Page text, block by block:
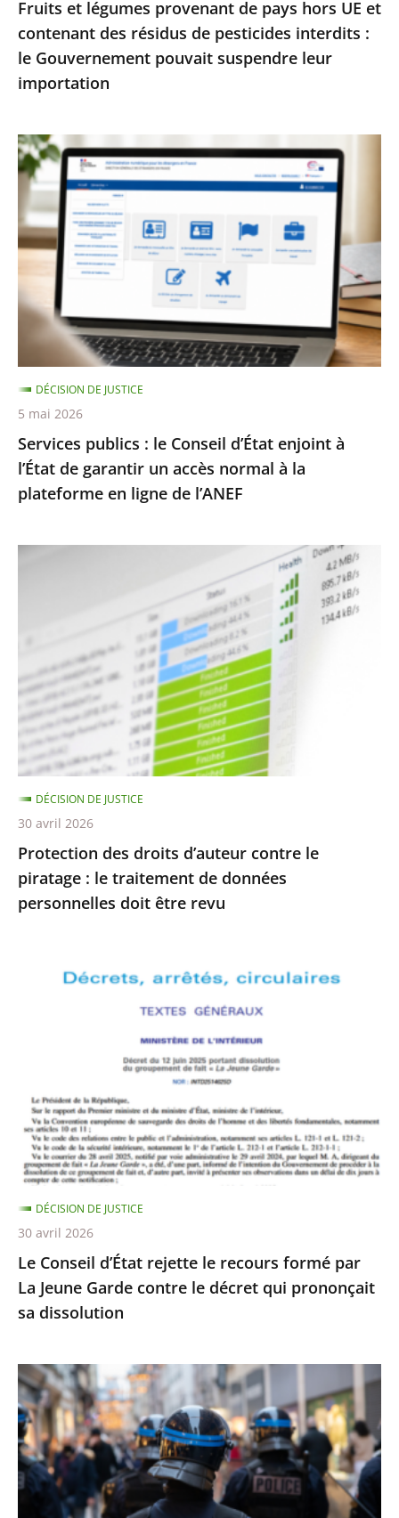
de
pesticides
interdits
:
Gouvernement
pouvait
suspendre
leur
importation
Fruits et légumes provenant de pays hors UE et
contenant des résidus de pesticides interdits :
le Gouvernement pouvait suspendre leur
importation
Services
publics
le
Conseil
d’État
enjoint
l’État
de
garantir
un
accès
normal
à
plateforme
Services publics : le Conseil d’État enjoint à
l’État de garantir un accès normal à la
plateforme en ligne de l’ANEF
DÉCISION DE JUSTICE
5 mai 2026
Protection
le
piratage
:
le
traitement
de
données
personnelles
doit
être
Protection des droits d’auteur contre le
piratage : le traitement de données
personnelles doit être revu
DÉCISION DE JUSTICE
30 avril 2026
Conseil
formé
par
La
Jeune
Garde
contre
le
décret
qui
sa
dissolution
Le Conseil d’État rejette le recours formé par
La Jeune Garde contre le décret qui prononçait
sa dissolution
DÉCISION DE JUSTICE
30 avril 2026
Identification
individuelle
des
policiers
et
gendarmes